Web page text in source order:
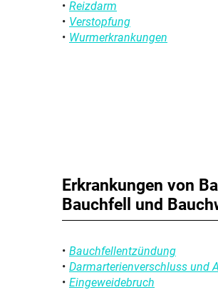
Reizdarm
Verstopfung
Wurmerkrankungen
Erkrankungen von
Bauchfell und
Bauchfellentzündung
Darmarterienverschluss und
Eingeweidebruch